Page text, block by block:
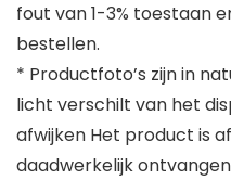
fout van 1-3% toestaan
bestellen.
* Productfoto’s zijn in
licht verschilt van het
afwijken Het product is
daadwerkelijk